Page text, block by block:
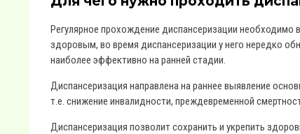
Регулярное прохождение диспансеризации необходимо
здоровым, во время диспансеризации у него нередко
наиболее эффективно на ранней стадии.
Диспансеризация направлена на раннее выявление
т.е. снижение инвалидности, преждевременной
Диспансеризация позволит сохранить и укрепить